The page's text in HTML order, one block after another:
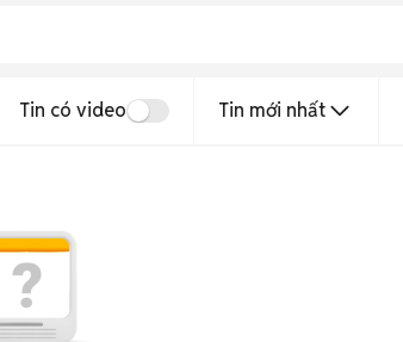
Tin có video Tin mới nhất